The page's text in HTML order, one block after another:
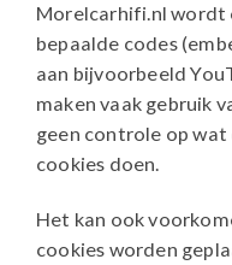
Morelcarhifi.nl wordt
bepaalde codes
aan bijvoorbeeld
maken vaak gebruik
geen controle op
cookies doen.
Het kan ook
cookies worden